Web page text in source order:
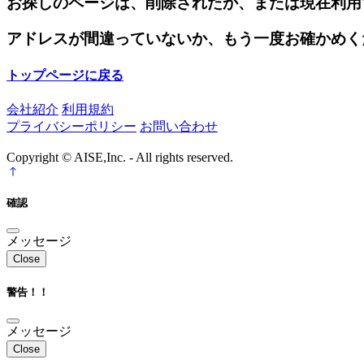
アドレスが間違っていないか、もう一度お確かめ
トップページに戻る
会社紹介 利用規約
プライバシーポリシー お問い合わせ
Copyright © AISE,Inc. - All rights reserved.
確認
メッセージ
Close
警告！！
メッセージ
Close